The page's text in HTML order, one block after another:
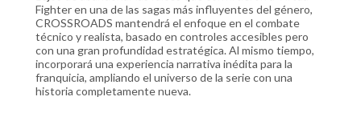
Fighter en una de las sagas más influyentes del género,
CROSSROADS mantendrá el enfoque en el combate
técnico y realista, basado en controles accesibles pero
con una gran profundidad estratégica. Al mismo tiempo,
incorporará una experiencia narrativa inédita para la
franquicia, ampliando el universo de la serie con una
historia completamente nueva.